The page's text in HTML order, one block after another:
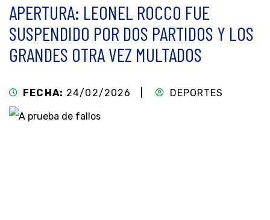
APERTURA: LEONEL ROCCO FUE
SUSPENDIDO POR DOS PARTIDOS Y LOS
GRANDES OTRA VEZ MULTADOS
FECHA: 24/02/2026 | DEPORTES